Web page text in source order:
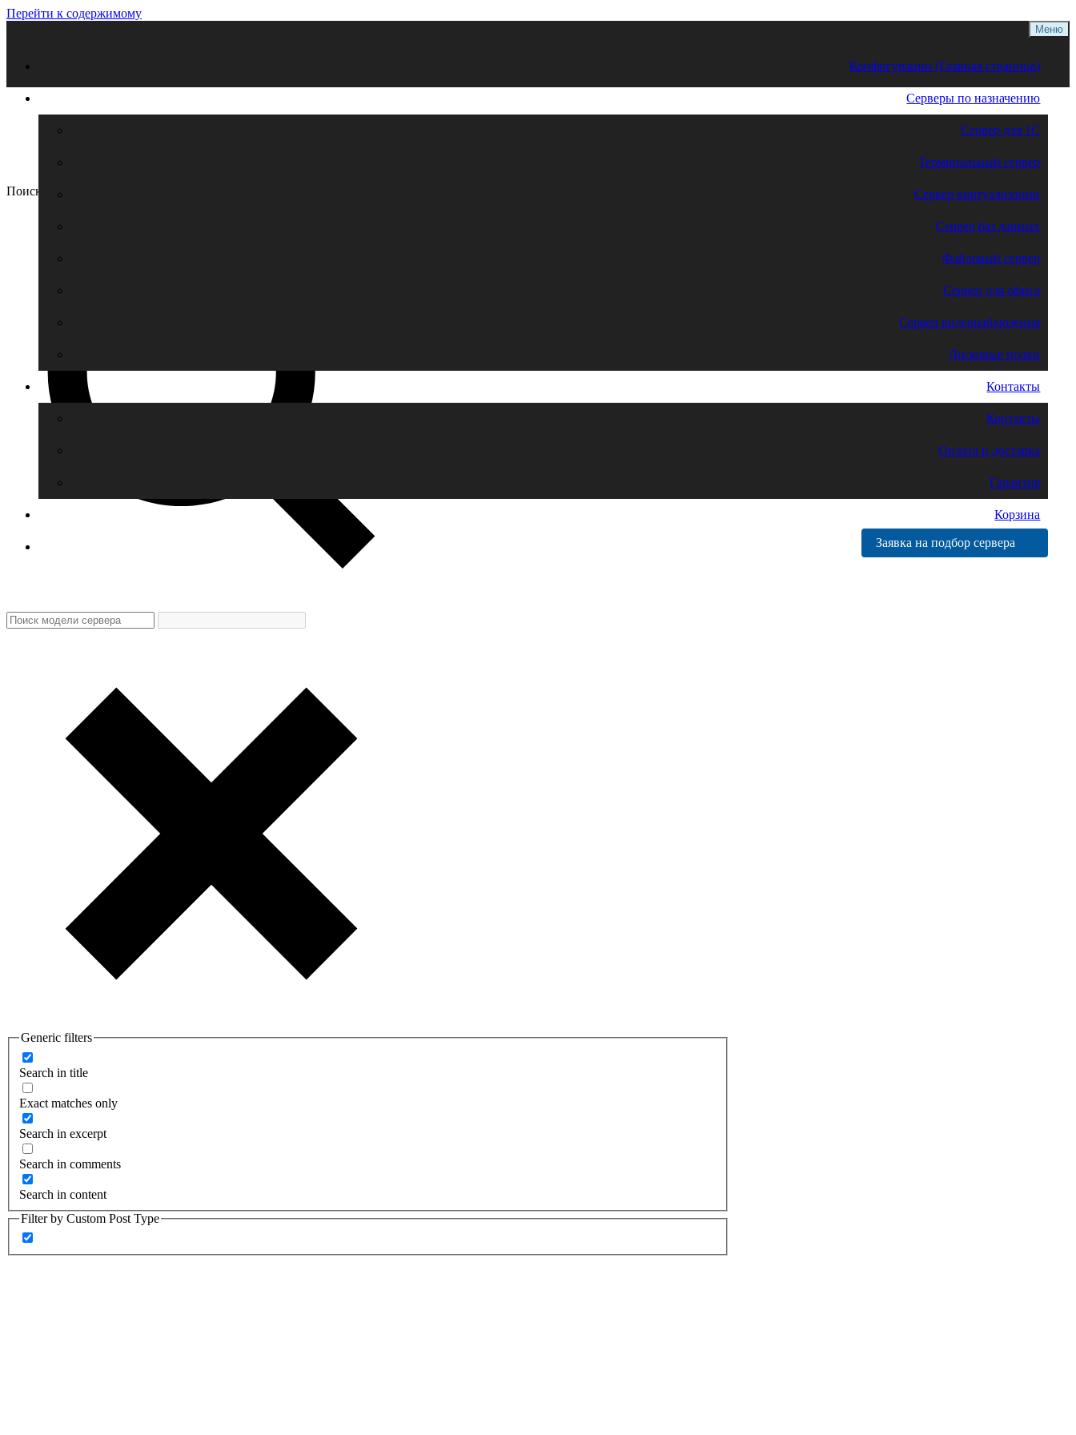
Перейти к содержимому
Меню
Конфигурации (Главная страница)
Серверы по назначению
Сервер для 1С
Терминальный сервер
Сервер виртуализации
Сервер баз данных
Файловый сервер
Сервер для офиса
Сервер видеонаблюдения
Дисковые полки
Контакты
Контакты
Оплата и доставка
Гарантия
Корзина
Заявка на подбор сервера
Поиск
Generic filters
Search in title
Exact matches only
Search in excerpt
Search in comments
Search in content
Filter by Custom Post Type